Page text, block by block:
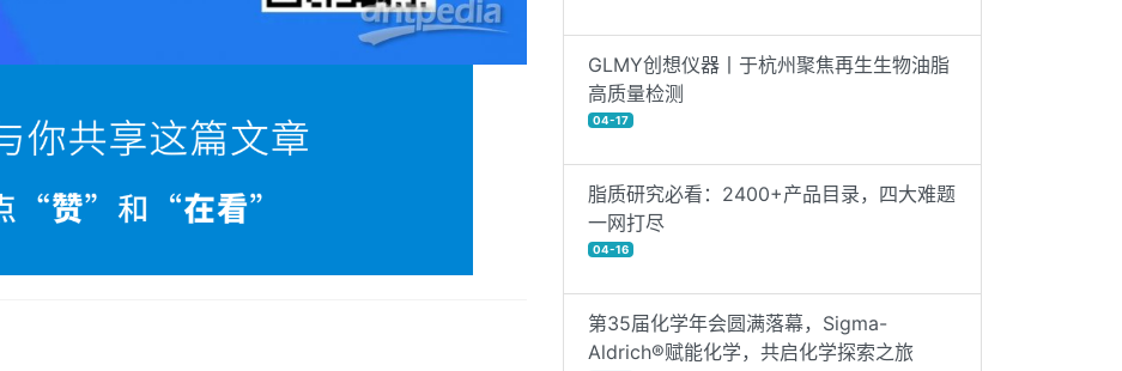
GLMY创想仪器丨于杭州聚焦再生生物油脂
高质量检测
04-17
脂质研究必看：2400+产品目录，四大难题
一网打尽
04-16
第35届化学年会圆满落幕，Sigma-
Aldrich®赋能化学，共启化学探索之旅